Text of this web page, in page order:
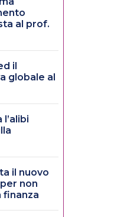
al prof.
il
globale al
il nuovo
non
finanza